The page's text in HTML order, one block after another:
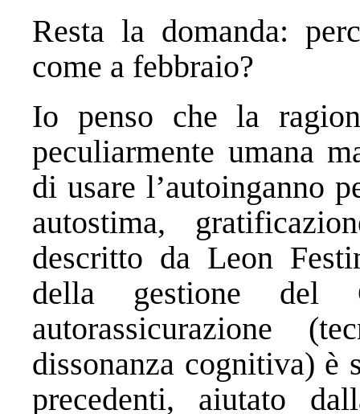
Resta la domanda:
come a febbraio?
Io penso che la
peculiarmente umana
di usare l’autoinganno
autostima,
descritto da Leon
della gestione del
autorassicurazione
dissonanza cognitiva) è
precedenti, aiutato